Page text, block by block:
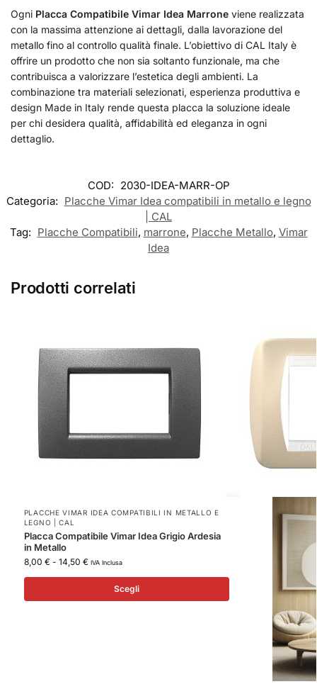
Ogni Placca Compatibile Vimar Idea Marrone viene realizzata
con la massima attenzione ai dettagli, dalla lavorazione del
metallo fino al controllo qualità finale. L’obiettivo di CAL Italy è
offrire un prodotto che non sia soltanto funzionale, ma che
contribuisca a valorizzare l’estetica degli ambienti. La
combinazione tra materiali selezionati, esperienza produttiva e
design Made in Italy rende questa placca la soluzione ideale
per chi desidera qualità, affidabilità ed eleganza in ogni
dettaglio.
COD: 2030-IDEA-MARR-OP
Categoria: Placche Vimar Idea compatibili in metallo e legno
| CAL
Tag: Placche Compatibili, marrone, Placche Metallo, Vimar
Idea
Prodotti correlati
PLACCHE VIMAR IDEA COMPATIBILI IN METALLO E
LEGNO | CAL
Placca Compatibile Vimar Idea Grigio Ardesia
in Metallo
8,00 € - 14,50 € IVA Inclusa
Scegli